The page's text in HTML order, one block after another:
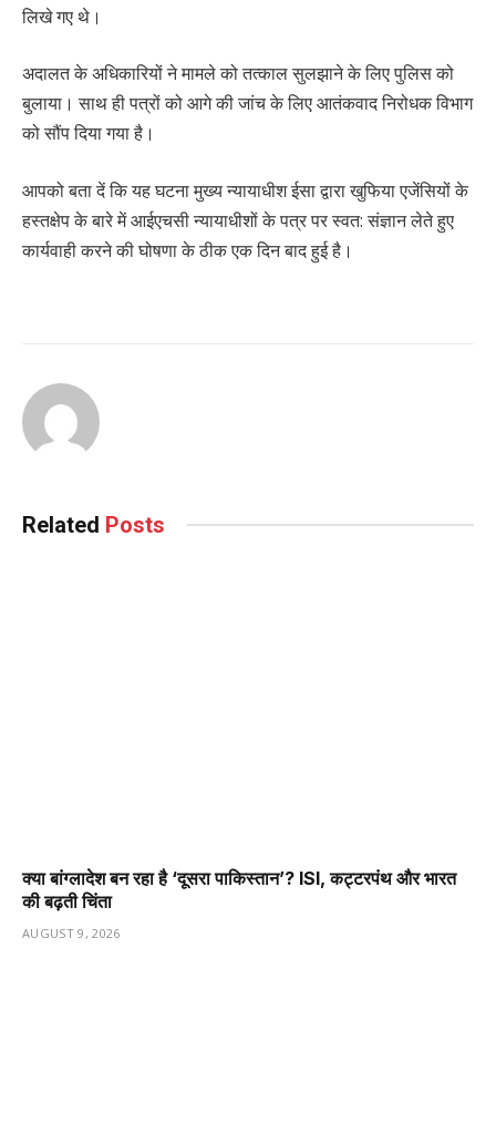
लिखे गए थे।
अदालत के अधिकारियों ने मामले को तत्काल सुलझाने के लिए पुलिस को
बुलाया। साथ ही पत्रों को आगे की जांच के लिए आतंकवाद निरोधक विभाग
को सौंप दिया गया है।
आपको बता दें कि यह घटना मुख्य न्यायाधीश ईसा द्वारा खुफिया एजेंसियों के
हस्तक्षेप के बारे में आईएचसी न्यायाधीशों के पत्र पर स्वत: संज्ञान लेते हुए
कार्यवाही करने की घोषणा के ठीक एक दिन बाद हुई है।
Related Posts
क्या बांग्लादेश बन रहा है ‘दूसरा पाकिस्तान’? ISI, कट्टरपंथ और भारत
की बढ़ती चिंता
AUGUST 9, 2026